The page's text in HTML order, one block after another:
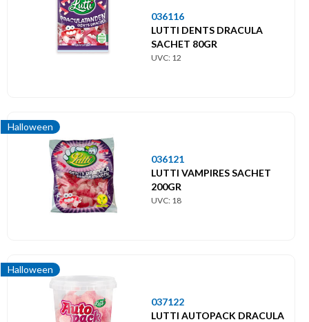
036116
LUTTI DENTS DRACULA
SACHET 80GR
UVC: 12
Halloween
036121
LUTTI VAMPIRES SACHET
200GR
UVC: 18
Halloween
037122
LUTTI AUTOPACK DRACULA